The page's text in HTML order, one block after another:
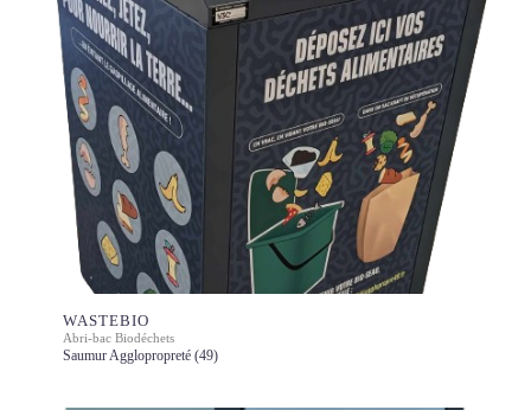
WASTEBIO
Abri-bac Biodéchets
Saumur Agglopropreté (49)